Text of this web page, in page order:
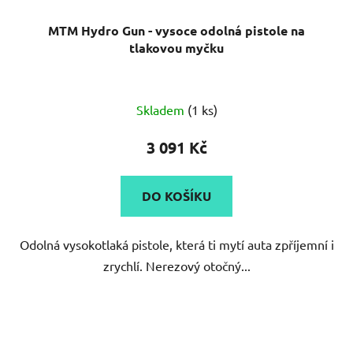
MTM Hydro Gun - vysoce odolná pistole na
tlakovou myčku
Skladem (1 ks)
3 091 Kč
DO KOŠÍKU
Odolná vysokotlaká pistole, která ti mytí auta zpříjemní i
zrychlí. Nerezový otočný...